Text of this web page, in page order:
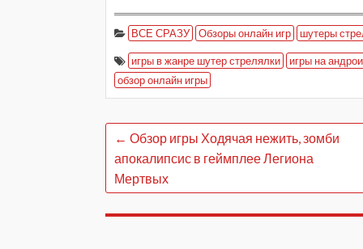
ВСЕ СРАЗУ Обзоры онлайн игр шутеры
игры в жанре шутер стрелялки
игры на
обзор онлайн игры
← Обзор игры Ходячая нежить, зомби
апокалипсис в геймплее Легиона
Мертвых